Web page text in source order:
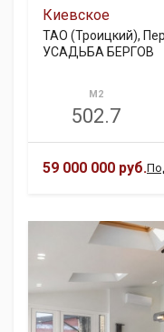
Киевское
ТАО (Троицкий),
УСАДЬБА БЕРГОВ
М2
502.7
59 000 000 руб.